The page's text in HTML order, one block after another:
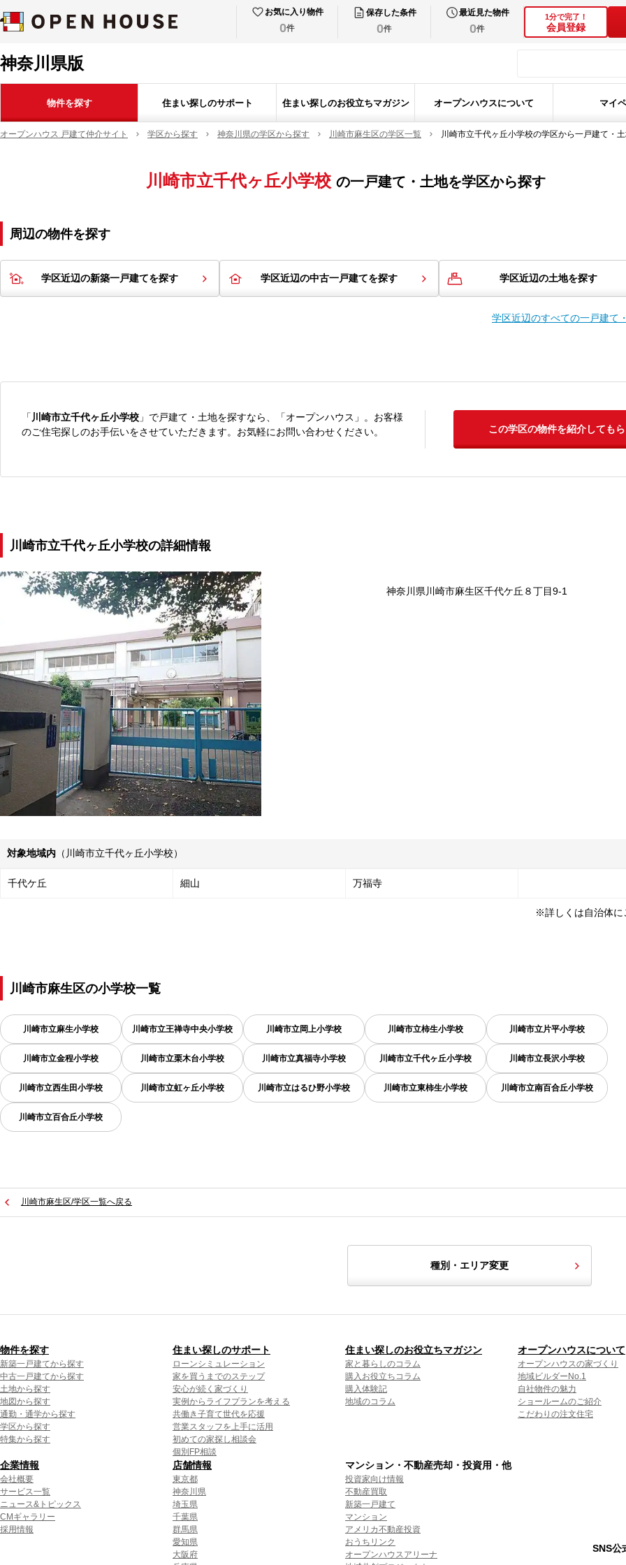
お気に入り物件
0件
保存した条件
0件
最近見た物件
0件
1分で完了！
会員登録
神奈川県版
物件を探す 住まい探しのサポート 住まい探しのお役立ちマガジン オープンハウスについて マイ
オープンハウス 戸建て仲介サイト 学区から探す 神奈川県の学区から探す 川崎市麻生区の学区一覧 川崎市立千代ヶ丘小学校の学区から一戸建て・
川崎市立千代ヶ丘小学校 の一戸建て・土地を学区から探す
周辺の物件を探す
学区近辺の新築一戸建てを探す 学区近辺の中古一戸建てを探す 学区近辺の土地を探す
学区近辺のすべての一戸建て
「 川崎市立千代ヶ丘小学校 」で戸建て・土地を探すなら、「オープンハウス」。お客様
のご住宅探しのお手伝いをさせていただきます。お気軽にお問い合わせください。
この学区の物件を紹介してもら
川崎市立千代ヶ丘小学校の詳細情報
神奈川県川崎市麻生区千代ケ丘８丁目9-1
対象地域内 （川崎市立千代ヶ丘小学校）
千代ケ丘 細山 万福寺
※詳しくは自治体に
川崎市麻生区の小学校一覧
川崎市立麻生小学校 川崎市立王禅寺中央小学校 川崎市立岡上小学校 川崎市立柿生小学校 川崎市立片平小学校
川崎市立金程小学校 川崎市立栗木台小学校 川崎市立真福寺小学校 川崎市立千代ヶ丘小学校 川崎市立長沢小学校
川崎市立西生田小学校 川崎市立虹ヶ丘小学校 川崎市立はるひ野小学校 川崎市立東柿生小学校 川崎市立南百合丘小学校
川崎市立百合丘小学校
川崎市麻生区/学区一覧へ戻る
種別・エリア変更
物件を探す
新築一戸建てから探す
中古一戸建てから探す
土地から探す
地図から探す
通勤・通学から探す
学区から探す
特集から探す
住まい探しのサポート
ローンシミュレーション
家を買うまでのステップ
安心が続く家づくり
実例からライフプランを考える
共働き子育て世代を応援
営業スタッフを上手に活用
初めての家探し相談会
個別FP相談
住まい探しのお役立ちマガジン
家と暮らしのコラム
購入お役立ちコラム
購入体験記
地域のコラム
オープンハウスについて
オープンハウスの家づくり
地域ビルダーNo.1
自社物件の魅力
ショールームのご紹介
こだわりの注文住宅
企業情報
会社概要
サービス一覧
ニュース&トピックス
CMギャラリー
採用情報
店舗情報
東京都
神奈川県
埼玉県
千葉県
群馬県
愛知県
大阪府
マンション・不動産売却・投資用・他
投資家向け情報
不動産買取
新築一戸建て
マンション
アメリカ不動産投資
おうちリンク
オープンハウスアリーナ
SNS公